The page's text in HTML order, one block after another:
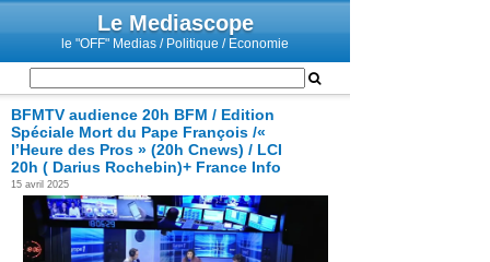
Le Mediascope
le "OFF" Medias / Politique / Economie
BFMTV audience 20h BFM / Edition
Spéciale Mort du Pape François /«
l’Heure des Pros » (20h Cnews) / LCI
20h ( Darius Rochebin)+ France Info
15 avril 2025